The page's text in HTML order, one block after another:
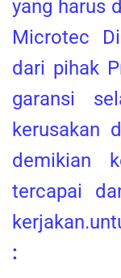
yang harus
Microtec
dari pihak
garansi
kerusakan
demikian
tercapai
: